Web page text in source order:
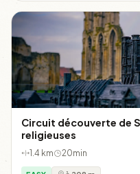
Circuit découverte de
religieuses
1.4 km 20min